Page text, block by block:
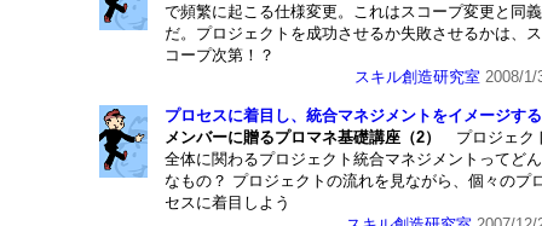
で頻繁に起こる仕様変更。これはスコープ変更と同義
だ。プロジェクトを成功させるか失敗させるかは、ス
コープ次第！？
スキル創造研究室 2008/1/
プロセスに着目し、統合マネジメントをイメージする
メンバーに贈るプロマネ基礎講座（2） プロジェク
全体に関わるプロジェクト統合マネジメントってどん
なもの？ プロジェクトの流れを見ながら、個々のプ
セスに着目しよう